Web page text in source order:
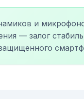
и
— залог